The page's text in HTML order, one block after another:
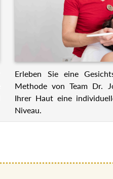
Erleben Sie eine
Methode von Team Dr.
Ihrer Haut eine
Niveau.